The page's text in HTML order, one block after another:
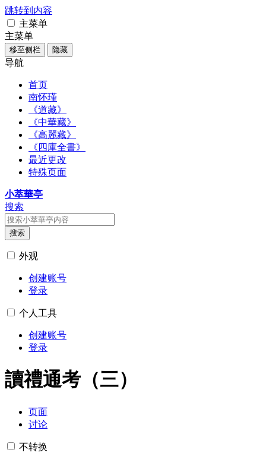
跳转到内容
主菜单
主菜单
移至侧栏 隐藏
导航
首页
南怀瑾
《道藏》
《中華藏》
《高麗藏》
《四庫全書》
最近更改
特殊页面
小萃華亭
搜索
搜索
外观
创建账号
登录
个人工具
创建账号
登录
讀禮通考（三）
页面
讨论
不转换